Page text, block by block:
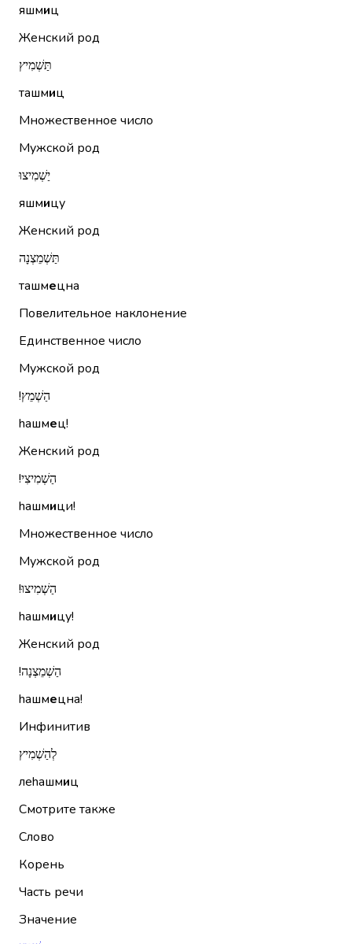
яшмиц
Женский род
תַּשְׁמִיץ
ташмиц
Множественное число
Мужской род
יַשְׁמִיצוּ
яшмицу
Женский род
תַּשְׁמֵצְנָה
ташмецна
Повелительное наклонение
Единственное число
Мужской род
הַשְׁמֵץ!‏
hашмец!
Женский род
הַשְׁמִיצִי!‏
hашмици!
Множественное число
Мужской род
הַשְׁמִיצוּ!‏
hашмицу!
Женский род
הַשְׁמֵצְנָה!‏
hашмецна!
Инфинитив
לְהַשְׁמִיץ
леhашмиц
Смотрите также
Слово
Корень
Часть речи
Значение